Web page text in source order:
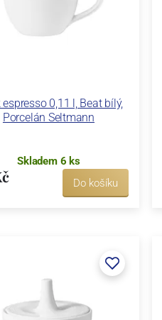
espresso 0,11 l, Beat bílý,
Porcelán Seltmann
Skladem 6 ks
Do košíku